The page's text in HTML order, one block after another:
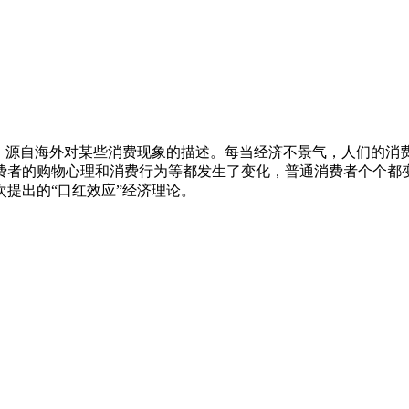
自海外对某些消费现象的描述。每当经济不景气，人们的消
的购物心理和消费行为等都发生了变化，普通消费者个个
出的“口红效应”经济理论。